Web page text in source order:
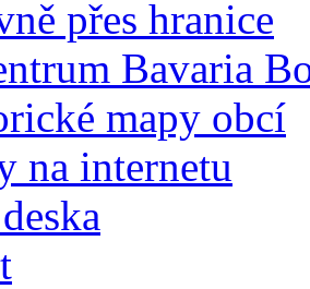
přes hranice
Bavaria
mapy obcí
na internetu